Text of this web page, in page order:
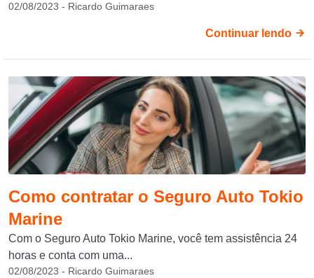
02/08/2023 - Ricardo Guimaraes
Continuar lendo
Como contratar o Seguro Auto Tokio
Marine
Com o Seguro Auto Tokio Marine, você tem assistência 24
horas e conta com uma...
02/08/2023 - Ricardo Guimaraes